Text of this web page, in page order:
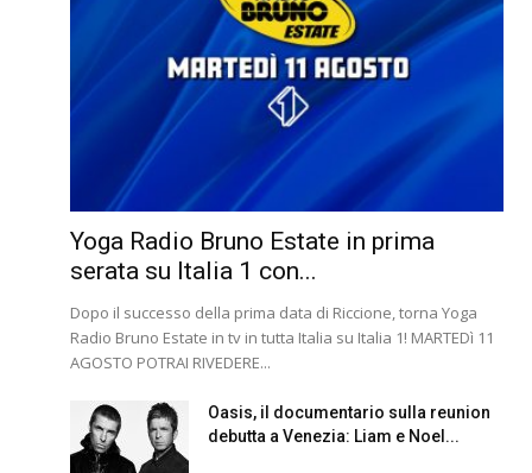
Yoga Radio Bruno Estate in prima
serata su Italia 1 con...
Dopo il successo della prima data di Riccione, torna Yoga
Radio Bruno Estate in tv in tutta Italia su Italia 1! MARTEDì 11
AGOSTO POTRAI RIVEDERE...
Oasis, il documentario sulla reunion
debutta a Venezia: Liam e Noel...